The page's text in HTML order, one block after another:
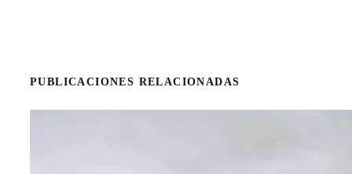
PUBLICACIONES RELACIONADAS